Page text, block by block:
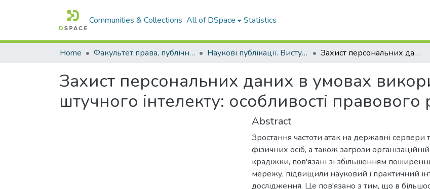
Communities & Collections All of DSpace Statistics
Home Факультет права, публічного управління і менеджменту Наукові публікації. Виступи Захист персональних даних в умовах використання технологій штучного інтелекту: особливості правового регулювання
Захист персональних даних в умовах
штучного інтелекту: особливості
Abstract
Зростання частоти атак на державні сервери
фізичних осіб, а також загрози
крадіжки, пов'язані зі збільшенням
мережу, підвищили науковий і практичний
дослідження. Це пов'язано з тим, що в